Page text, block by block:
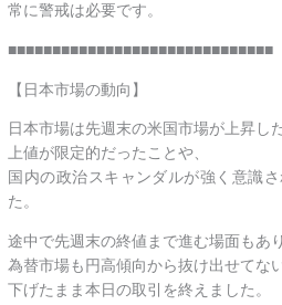
常に警戒は必要です。
■■■■■■■■■■■■■■■■■■■■■■■■■■■■■■
【日本市場の動向】
日本市場は先週末の米国市場が上昇し
上値が限定的だったことや、
国内の政治スキャンダルが強く意識
た。
途中で先週末の終値まで進む場面もあ
為替市場も円高傾向から抜け出せてな
下げたまま本日の取引を終えました。